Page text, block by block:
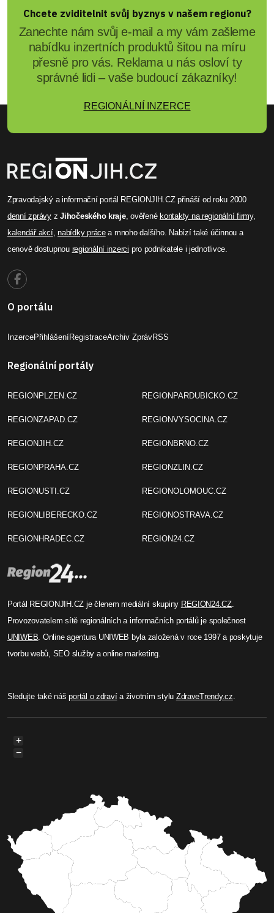
Chcete zviditelnit svůj byznys v našem regionu?
Zanechte nám svůj e-mail a my vám zašleme
nabídku inzertních produktů šitou na míru
přesně pro vás. Reklama u nás osloví ty
správné lidi – vaše budoucí zákazníky!
REGIONÁLNÍ INZERCE
Zpravodajský a informační portál REGIONJIH.CZ přináší od roku 2000
denní zprávyzJihočeského kraje, ověřené kontakty na regionální firmy,
kalendář akcí,nabídky prácea mnoho dalšího. Nabízí také účinnou a
cenově dostupnou regionální inzerci pro podnikatele i jednotlivce.
O portálu
InzercePřihlášeníRegistraceArchiv ZprávRSS
Regionální portály
REGIONPLZEN.CZ
REGIONZAPAD.CZ
REGIONJIH.CZ
REGIONPRAHA.CZ
REGIONUSTI.CZ
REGIONLIBERECKO.CZ
REGIONHRADEC.CZ
REGIONPARDUBICKO.CZ
REGIONVYSOCINA.CZ
REGIONBRNO.CZ
REGIONZLIN.CZ
REGIONOLOMOUC.CZ
REGIONOSTRAVA.CZ
REGION24.CZ
Portál REGIONJIH.CZ je členem mediální skupiny REGION24.CZ.
Provozovatelem sítě regionálních a informačních portálů je společnost
UNIWEB . Online agentura UNIWEB byla založená v roce 1997 a poskytuje
tvorbu webů, SEO služby a online marketing.
Sledujte také nášportál o zdravía životním stylu ZdraveTrendy.cz
+
−